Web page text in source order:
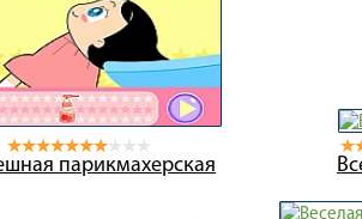
парикмахерская